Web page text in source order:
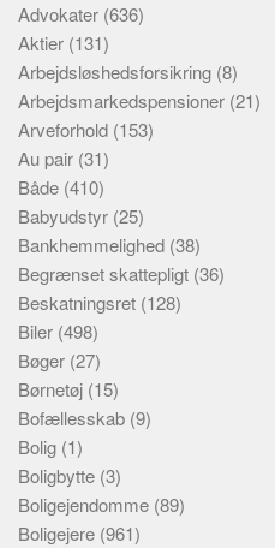
Advokater (636)
Aktier (131)
Arbejdsløshedsforsikring (8)
Arbejdsmarkedspensioner (21)
Arveforhold (153)
Au pair (31)
Både (410)
Babyudstyr (25)
Bankhemmelighed (38)
Begrænset skattepligt (36)
Beskatningsret (128)
Biler (498)
Bøger (27)
Børnetøj (15)
Bofællesskab (9)
Bolig (1)
Boligbytte (3)
Boligejendomme (89)
Boligejere (961)